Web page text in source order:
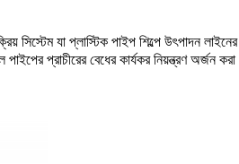
সিস্টেম যা প্লাস্টিক পাইপ শিল্পে উৎপাদন
প্রাচীরের বেধের কার্যকর নিয়ন্ত্রণ অর্জন